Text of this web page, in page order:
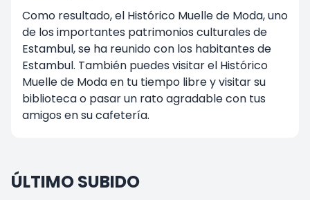
Como resultado, el Histórico Muelle de Moda, uno
de los importantes patrimonios culturales de
Estambul, se ha reunido con los habitantes de
Estambul. También puedes visitar el Histórico
Muelle de Moda en tu tiempo libre y visitar su
biblioteca o pasar un rato agradable con tus
amigos en su cafetería.
ÚLTIMO SUBIDO